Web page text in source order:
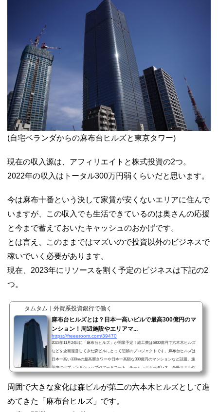
(自宅ベランダからの麻布台ヒルズと東京タワー)
現在の収入源は、アフィリエイトと株式投資の2つ。
2022年の収入はトータル300万円弱くらいだと思います。
今は麻布十番という決して家賃が安くないエリアに住んで
いますが、この収入でも生活できているのは奥さんの応援
と今まで蓄えておいたキャッシュのおかげです。
とは言え、このままではマズいので投資以外のビジネスで
稼いでいく必要があります。
現在、2023年にリソースを割く予定のビジネスは下記の2
つ。
タムタム｜外資系投資銀行で働く
麻布台ヒルズとは？日本一高いビルで最高300億円のマ
ンション！周辺施設やエリアマ...
https://freeeroom.com/39470
2023年11月24日に「麻布台ヒルズ」が開業予定！総工費は5800億円で六本木ヒルズ
などを企画運営してきた森ビルにとって悲願のプロジェクトです。麻布台ヒルズは
日本一高い330mの超高層タワーや日本一高額な300億円のマンションなど話題。施
設内にはブランドショップやフードコート、チームラボボーダレス、高級ホテルな
どを兼ねた複合商業施設です。実は、麻布台ヒルズは自宅から目の前。トップの写
真はベランダから撮影しました。話題の麻布台ヒルズの施設や主な特徴、工事中の
様子などオリジナルの写真と共にご紹介していきたいと思い...
周囲で大きな変化は森ビルが第二の六本木ヒルズとして進
めてきた「麻布台ヒルズ」です。